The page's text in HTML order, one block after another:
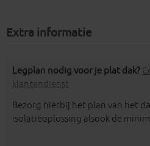
Extra informatie
Legplan nodig voor je plat dak?
klantendienst
Bezorg hierbij het plan van het
isolatieoplossing alsook de